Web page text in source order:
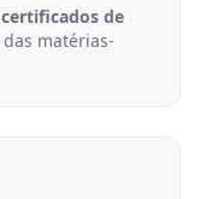
certificados de
das matérias-